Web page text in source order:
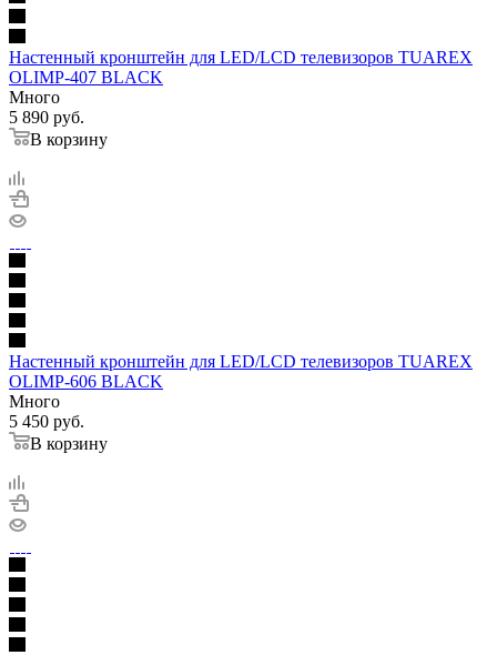
Настенный кронштейн для LED/LCD телевизоров TUAREX
OLIMP-407 BLACK
Много
5 890 руб.
В корзину
Настенный кронштейн для LED/LCD телевизоров TUAREX
OLIMP-606 BLACK
Много
5 450 руб.
В корзину